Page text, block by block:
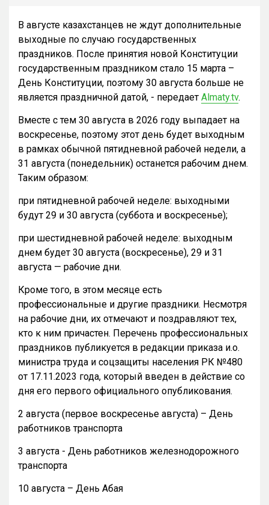
В августе казахстанцев не ждут дополнительные
выходные по случаю государственных
праздников. После принятия новой Конституции
государственным праздником стало 15 марта –
День Конституции, поэтому 30 августа больше не
является праздничной датой, - передает Almaty.tv.
Вместе с тем 30 августа в 2026 году выпадает на
воскресенье, поэтому этот день будет выходным
в рамках обычной пятидневной рабочей недели, а
31 августа (понедельник) останется рабочим днем.
Таким образом:
при пятидневной рабочей неделе: выходными
будут 29 и 30 августа (суббота и воскресенье);
при шестидневной рабочей неделе: выходным
днем будет 30 августа (воскресенье), 29 и 31
августа — рабочие дни.
Кроме того, в этом месяце есть
профессиональные и другие праздники. Несмотря
на рабочие дни, их отмечают и поздравляют тех,
кто к ним причастен. Перечень профессиональных
праздников публикуется в редакции приказа и.о.
министра труда и соцзащиты населения РК №480
от 17.11.2023 года, который введен в действие со
дня его первого официального опубликования.
2 августа (первое воскресенье августа) – День
работников транспорта
3 августа - День работников железнодорожного
транспорта
10 августа – День Абая